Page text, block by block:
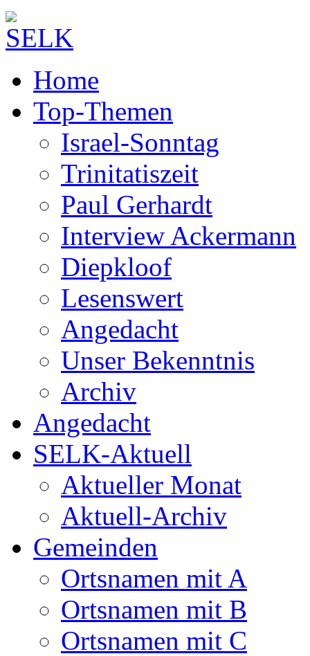
Home
Top-Themen
Israel-Sonntag
Trinitatiszeit
Paul Gerhardt
Interview Ackermann
Diepkloof
Lesenswert
Angedacht
Unser Bekenntnis
Archiv
Angedacht
SELK-Aktuell
Aktueller Monat
Aktuell-Archiv
Gemeinden
Ortsnamen mit A
Ortsnamen mit B
Ortsnamen mit C